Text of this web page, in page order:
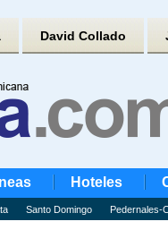
David Collado
Hoteles
Santo Domingo Pedernales-